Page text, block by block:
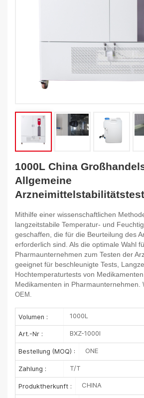
1000L China
Allgemeine
Mithilfe einer wissenschaftlichen
langzeitstabile Temperatur- und
geschaffen, die für die Beurteilung des
erforderlich sind. Als die optimale Wahl
Pharmaunternehmen zum Testen der
geeignet für beschleunigte Tests,
Hochtemperaturtests von
Medikamenten in Pharmaunternehmen.
OEM.
Volumen : 1000L
Art.-Nr : BXZ-1000I
Bestellung (MOQ) : ONE
Zahlung : T/T
Produktherkunft : CHINA